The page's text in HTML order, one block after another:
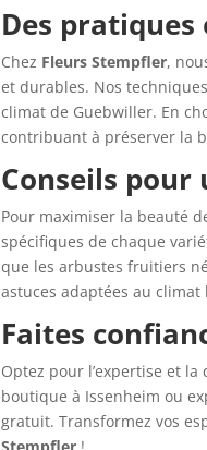
Des pratiques
Chez Fleurs Stempfler,
et durables. Nos
climat de Guebwiller. En
contribuant à préserver la
Conseils pour
Pour maximiser la beauté
spécifiques de chaque
que les arbustes fruitiers
astuces adaptées au
Faites
Optez pour l’expertise et la
boutique à Issenheim ou
gratuit. Transformez vos